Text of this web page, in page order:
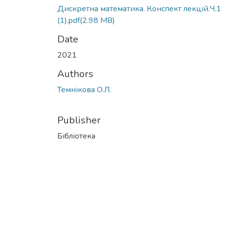
Дискретна математика. Конспект лекцій.Ч.1
(1).pdf(2.98 MB)
Date
2021
Authors
Темнікова О.Л.
Publisher
Бібліотека